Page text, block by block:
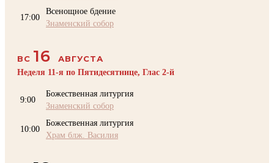
17:00
Всенощное бдение
Знаменский собор
ВС 16
АВГУСТА
Неделя 11-я по Пятидесятнице, Глас 2-й
9:00
Божественная литургия
Знаменский собор
10:00
Божественная литургия
Храм блж. Василия